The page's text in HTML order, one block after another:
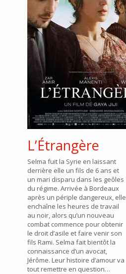
L’Étrangère
Selma fuit la Syrie en laissant
derrière elle un fils de 6 ans et
un mari disparu dans les geôles
du régime. Arrivée à Bordeaux
après un périple dangereux, elle
enchaîne les heures de travail
au noir, alors qu’un nouveau
combat commence pour obtenir
le droit d’asile et faire venir son
fils Rami. Selma fait bientôt la
connaissance d’un avocat,
Jérôme. Leur histoire d’amour va
tout remettre en question…